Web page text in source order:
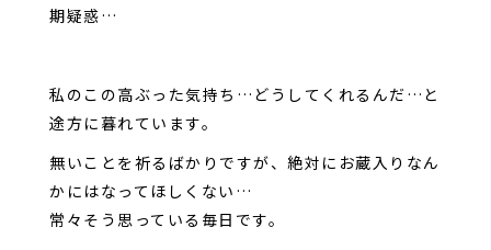
期疑惑…
私のこの高ぶった気持ち…どうしてくれるんだ…と
途方に暮れています。
無いことを祈るばかりですが、絶対にお蔵入りなん
かにはなってほしくない…
常々そう思っている毎日です。